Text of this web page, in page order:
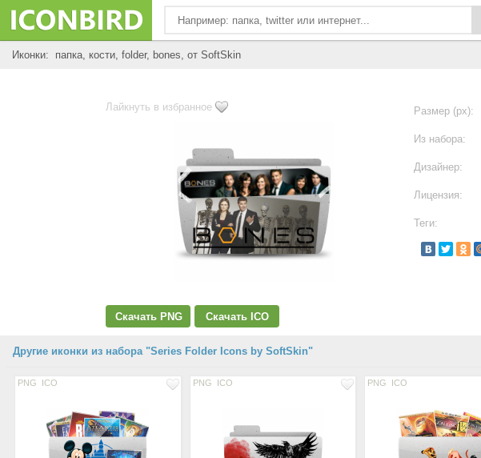
Иконки: папка, кости, folder, bones, от SoftSkin
Лайкнуть в избранное
Скачать PNG Скачать ICO
Размер (px):
Из набора:
Дизайнер:
Лицензия:
Теги:
Другие иконки из набора "Series Folder Icons by SoftSkin"
PNG ICO PNG ICO PNG ICO